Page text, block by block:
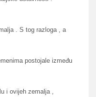
. S tog razloga , a
postojale između
i ovijeh zemalja ,